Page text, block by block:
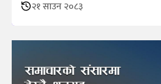
२१ साउन २०८३